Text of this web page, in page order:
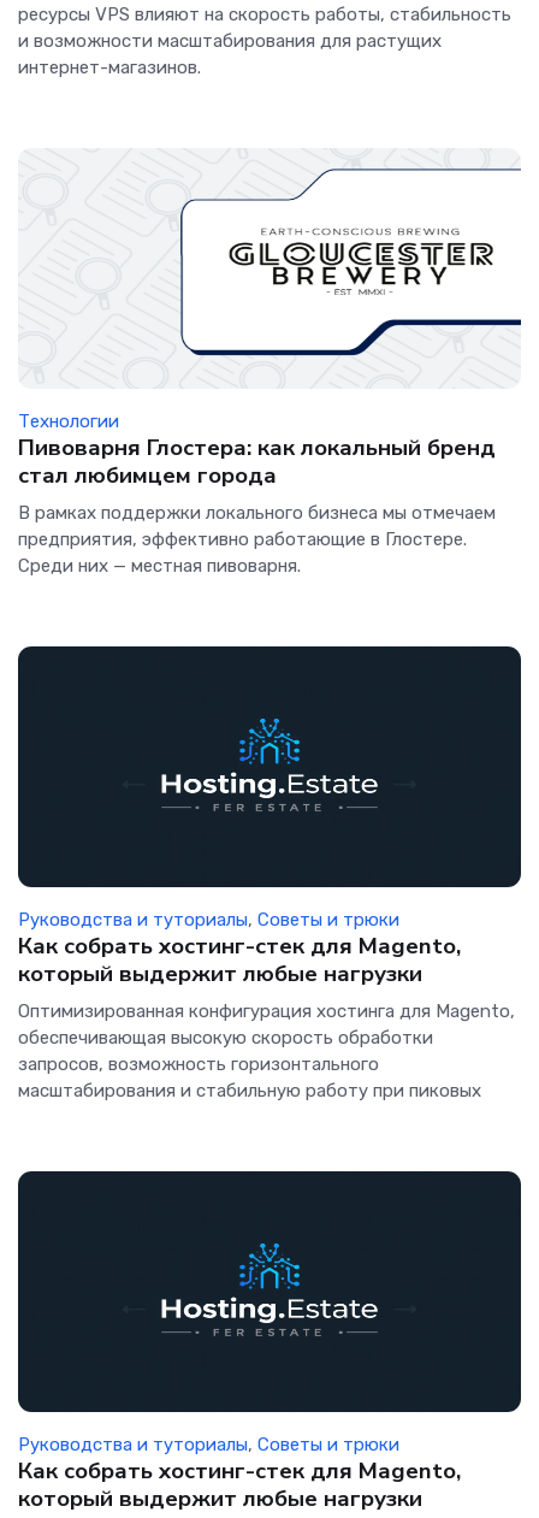
ресурсы VPS влияют на скорость работы, стабильность
и возможности масштабирования для растущих
интернет-магазинов.
Технологии
Пивоварня Глостера: как локальный бренд
стал любимцем города
В рамках поддержки локального бизнеса мы отмечаем
предприятия, эффективно работающие в Глостере.
Среди них — местная пивоварня.
Руководства и туториалы, Советы и трюки
Как собрать хостинг-стек для Magento,
который выдержит любые нагрузки
Оптимизированная конфигурация хостинга для Magento,
обеспечивающая высокую скорость обработки
запросов, возможность горизонтального
масштабирования и стабильную работу при пиковых
Руководства и туториалы, Советы и трюки
Как собрать хостинг-стек для Magento,
который выдержит любые нагрузки